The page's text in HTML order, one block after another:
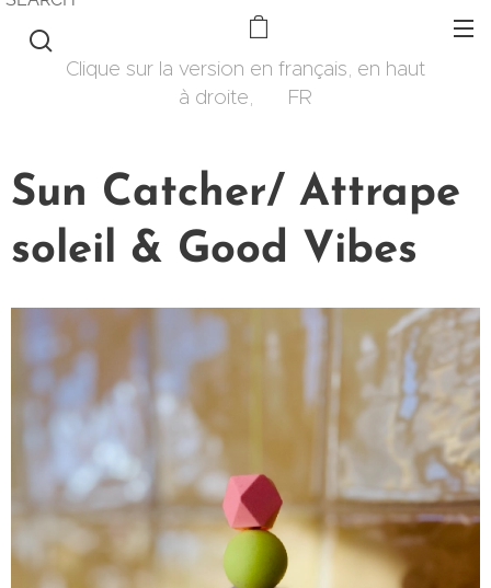
Clique sur la version en français, en haut
à droite, 🇫🇷 FR
Sun Catcher/ Attrape
soleil & Good Vibes